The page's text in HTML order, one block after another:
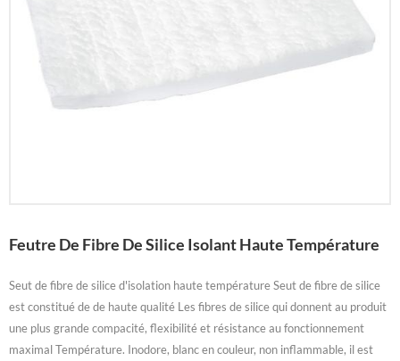
Feutre De Fibre De Silice Isolant Haute Température
Seut de fibre de silice d'isolation haute température Seut de fibre de silice
est constitué de de haute qualité Les fibres de silice qui donnent au produit
une plus grande compacité, flexibilité et résistance au fonctionnement
maximal Température. Inodore, blanc en couleur, non inflammable, il est